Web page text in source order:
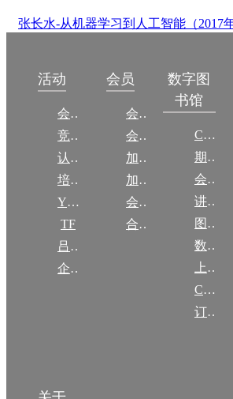
张长水-从机器学习到人工智能（2017年
活动
会议
竞赛
认证
培训
YOCSEF
TF
吕梁振兴
企智会
会员
会员简介
会员权益
加入CCF
加入CCF
会员交费
合作伙伴
数字图
书馆
CCCF
期刊
会议
讲稿
图集
数图编审委员会
上传/发布作品
CCF DL Focus
订阅《计算》